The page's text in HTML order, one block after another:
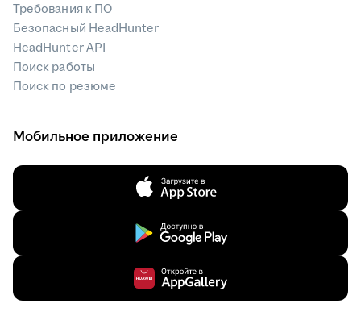
Требования к ПО
Безопасный HeadHunter
HeadHunter API
Поиск работы
Поиск по резюме
Мобильное приложение